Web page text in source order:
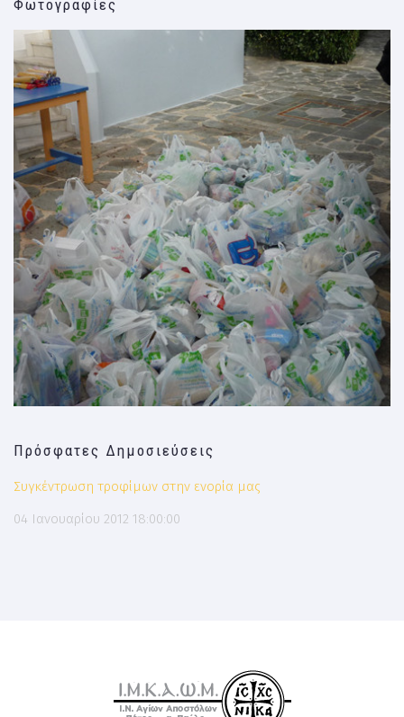
Φωτογραφίες
Πρόσφατες Δημοσιεύσεις
Συγκέντρωση τροφίμων στην ενορία μας
04 Ιανουαρίου 2012 18:00:00